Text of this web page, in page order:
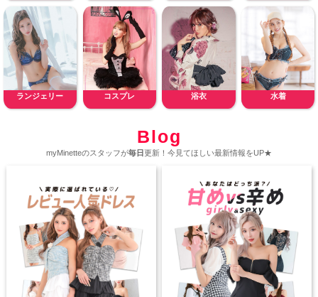
ランジェリー コスプレ 浴衣 水着
Blog
myMinetteのスタッフが毎日更新！今見てほしい最新情報をUP★